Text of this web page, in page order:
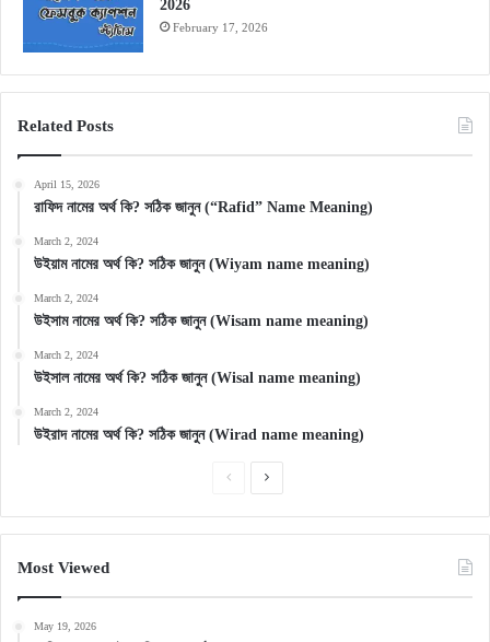
2026
February 17, 2026
Related Posts
April 15, 2026
রাফিদ নামের অর্থ কি? সঠিক জানুন (“Rafid” Name Meaning)
March 2, 2024
উইয়াম নামের অর্থ কি? সঠিক জানুন (Wiyam name meaning)
March 2, 2024
উইসাম নামের অর্থ কি? সঠিক জানুন (Wisam name meaning)
March 2, 2024
উইসাল নামের অর্থ কি? সঠিক জানুন (Wisal name meaning)
March 2, 2024
উইরাদ নামের অর্থ কি? সঠিক জানুন (Wirad name meaning)
PreviousNext
Most Viewed
May 19, 2026